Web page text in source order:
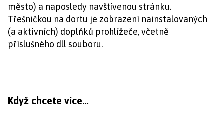
město) a naposledy navštívenou stránku.
Třešničkou na dortu je zobrazení nainstalovaných
(a aktivních) doplňků prohlížeče, včetně
příslušného dll souboru.
Když chcete více…